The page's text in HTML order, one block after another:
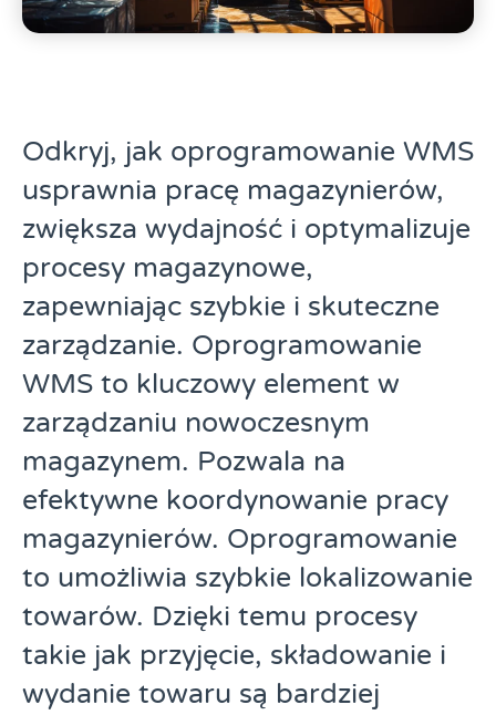
Odkryj, jak oprogramowanie WMS
usprawnia pracę magazynierów,
zwiększa wydajność i optymalizuje
procesy magazynowe,
zapewniając szybkie i skuteczne
zarządzanie. Oprogramowanie
WMS to kluczowy element w
zarządzaniu nowoczesnym
magazynem. Pozwala na
efektywne koordynowanie pracy
magazynierów. Oprogramowanie
to umożliwia szybkie lokalizowanie
towarów. Dzięki temu procesy
takie jak przyjęcie, składowanie i
wydanie towaru są bardziej